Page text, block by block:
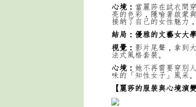
心境： 當麗莎在試衣間
亮的色彩，隱喻著啟蒙
接納了自己的女性魅力
結局：優雅的文藝女大
視覺： 影片尾聲，拿到
法式風格套裝。
心境： 她不再需要穿別
味的「知性女子」風采。
【麗莎的服裝與心境演變